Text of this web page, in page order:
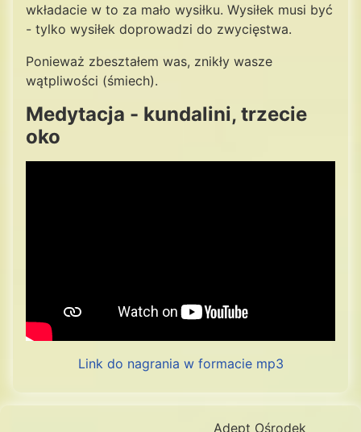
wkładacie w to za mało wysiłku. Wysiłek musi być
- tylko wysiłek doprowadzi do zwycięstwa.
Ponieważ zbeształem was, znikły wasze
wątpliwości (śmiech).
Medytacja - kundalini, trzecie
oko
Link do nagrania w formacie mp3
Adept Ośrodek